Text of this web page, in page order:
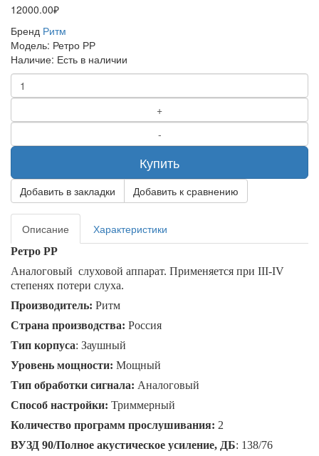
12000.00₽
Бренд Ритм
Модель: Ретро РР
Наличие: Есть в наличии
Купить
Добавить в закладки Добавить к сравнению
Описание Характеристики
Ретро PP
Аналоговый слуховой аппарат. Применяется при III-IV
степенях потери слуха.
Производитель: Ритм
Страна производства: Россия
Тип корпуса: Заушный
Уровень мощности: Мощный
Тип обработки сигнала: Аналоговый
Способ настройки: Триммерный
Количество программ прослушивания: 2
ВУЗД 90/Полное акустическое усиление, ДБ: 138/76